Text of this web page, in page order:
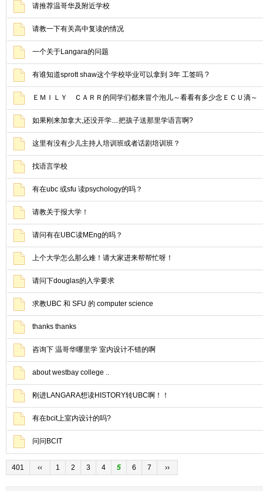
请推荐温哥华及附近学校
请教一下有关高中复读的情况
一个关于Langara的问题
有谁知道sprott shaw这个学校毕业可以拿到 3年 工签吗 ?
ＥＭＩＬＹ ＣＡＲＲ的同学们都来冒个泡儿～看看有多少念ＥＣＵ滴～
如果刚来加拿大,还没开学....把孩子送那里学语言啊?
这里有没有少儿主持人培训班或者话剧培训班？
找语言学校
有在ubc 或sfu 读psychology的吗？
请教关于报大学！
请问有在UBC读MEng的吗？
上个大学怎么那么难！请大家进来帮帮忙呀！
请问下douglas的入学要求
求教UBC 和 SFU 的 computer science
thanks thanks
咨询下 温哥华哪里学 室内设计不错的啊
about westbay college ..
刚进LANGARA想读HISTORY转UBC啊！！
有在bcit上室内设计的吗?
问问BCIT
401 ‹‹ 1 2 3 4 5 6 7 ››